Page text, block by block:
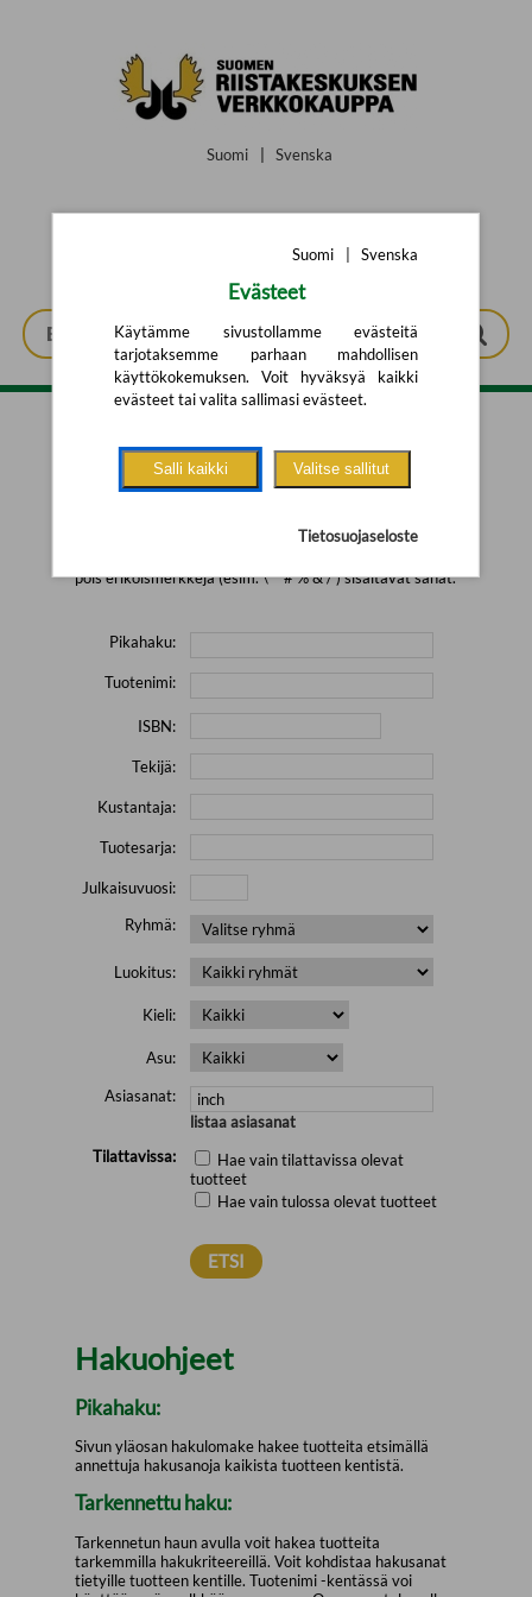
Suomi Svenska
Tarkennettu haku
pois erikoismerkkejä (esim. \' " # % & / ) sisältävät sanat.
Pikahaku:
Tuotenimi:
ISBN:
Tekijä:
Kustantaja:
Tuotesarja:
Julkaisuvuosi:
Ryhmä:
Luokitus:
Kieli:
Asu:
Asiasanat:
listaa asiasanat
Tilattavissa:
Hae vain tilattavissa olevat
tuotteet
Hae vain tulossa olevat tuotteet
Hakuohjeet
Pikahaku:
Sivun yläosan hakulomake hakee tuotteita etsimällä
annettuja hakusanoja kaikista tuotteen kentistä.
Tarkennettu haku:
Tarkennetun haun avulla voit hakea tuotteita
tarkemmilla hakukriteereillä. Voit kohdistaa hakusanat
tietyille tuotteen kentille. Tuotenimi -kentässä voi
Suomi Svenska
Evästeet
Käytämme sivustollamme evästeitä
tarjotaksemme parhaan mahdollisen
käyttökokemuksen. Voit hyväksyä kaikki
evästeet tai valita sallimasi evästeet.
Salli kaikki Valitse sallitut
Tietosuojaseloste